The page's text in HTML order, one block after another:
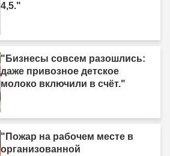
4,5."
"Бизнесы совсем разошлись:
даже привозное детское
молоко включили в счёт."
"Пожар на рабочем месте в
организованной